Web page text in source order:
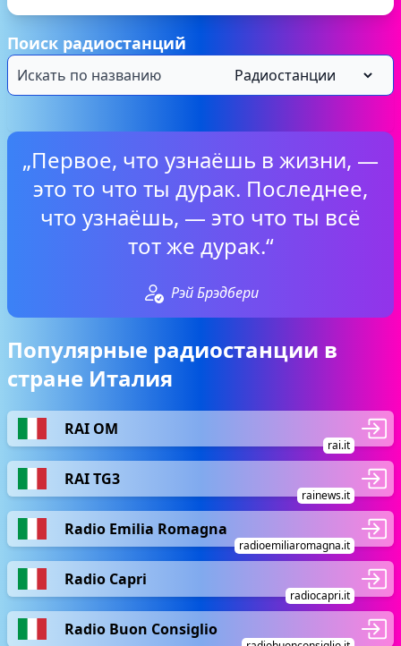
Поиск радиостанций
„Первое, что узнаёшь в жизни, —
это то что ты дурак. Последнее,
что узнаёшь, — это что ты всё
тот же дурак.“
Рэй Брэдбери
Популярные радиостанции в
стране Италия
RAI OM
rai.it
RAI TG3
rainews.it
Radio Emilia Romagna
radioemiliaromagna.it
Radio Capri
radiocapri.it
Radio Buon Consiglio